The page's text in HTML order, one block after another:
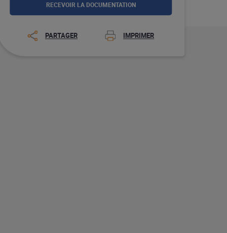
RECEVOIR LA DOCUMENTATION
PARTAGER IMPRIMER